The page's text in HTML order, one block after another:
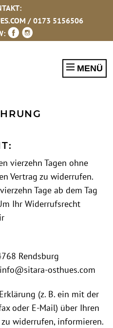
/ 0173 5156506
MENÜ
vierzehn Tagen ohne
Vertrag zu widerrufen.
Tage ab dem Tag
Ihr Widerrufsrecht
Rendsburg
osthues.com
(z. B. ein mit der
oder E-Mail) über Ihren
widerrufen, informieren.